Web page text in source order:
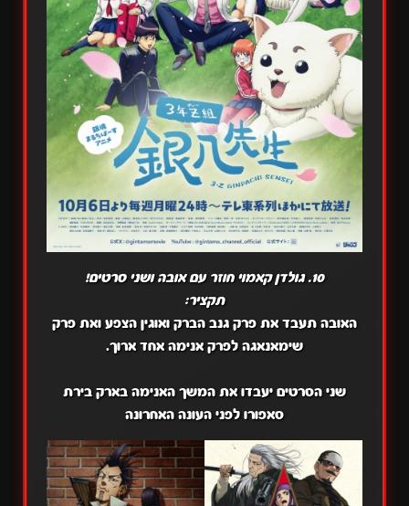
10. גולדן קאמוי חוזר עם אובה ושני סרטים!
תקציר:
האובה תעבד את פרק גנב הברק ואוגין הצפע ואת פרק
שימאנאגה לפרק אנימה אחד ארוך.
שני הסרטים יעבדו את המשך האנימה בארק בירת
סאפורו לפני העונה האחרונה